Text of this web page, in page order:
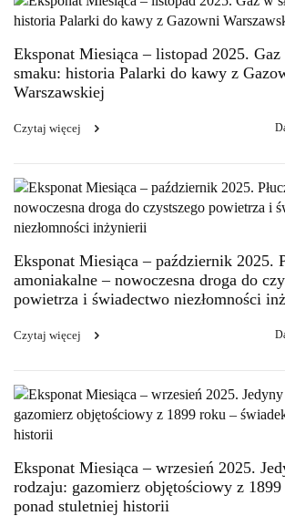
Eksponat Miesiąca – listopad 2025. Gaz
smaku: historia Palarki do kawy z
Warszawskiej
Czytaj więcej
Eksponat Miesiąca – październik 2025.
amoniakalne – nowoczesna droga do
powietrza i świadectwo niezłomności
Czytaj więcej
Eksponat Miesiąca – wrzesień 2025.
rodzaju: gazomierz objętościowy z
ponad stuletniej historii